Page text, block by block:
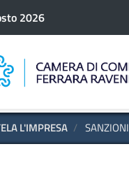
principale
2026
L'IMPRESA SANZIONI